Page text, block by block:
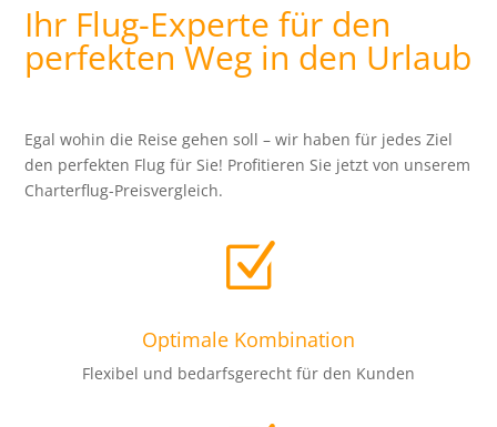
Ihr Flug-Experte für den
perfekten Weg in den Urlaub
Egal wohin die Reise gehen soll – wir haben für jedes Ziel
den perfekten Flug für Sie! Profitieren Sie jetzt von unserem
Charterflug-Preisvergleich.
Z
Optimale Kombination
Flexibel und bedarfsgerecht für den Kunden